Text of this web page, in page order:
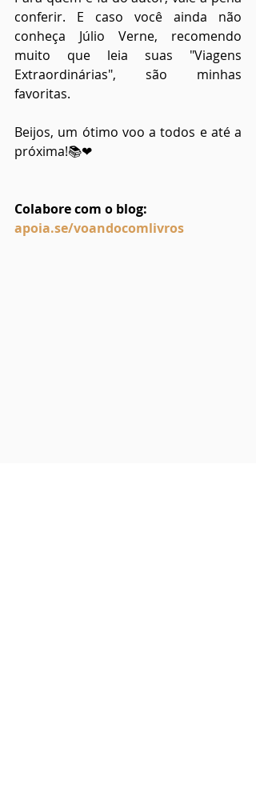
conferir. E caso você ainda não
conheça Júlio Verne, recomendo
muito que leia suas "Viagens
Extraordinárias", são minhas
favoritas.
Beijos, um ótimo voo a todos e até a
próxima!📚❤
Colabore com o blog:
apoia.se/voandocomlivros